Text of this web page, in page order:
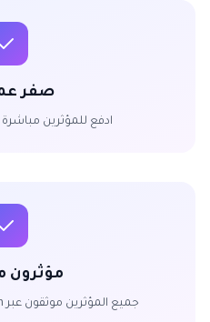
صفر
ادفع للمؤثرين
مؤثرون
جميع المؤثرين موثقون عبر OAuth بإحصائيات حقيقية